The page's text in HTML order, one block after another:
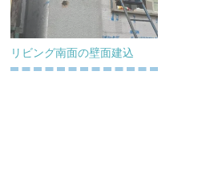
リビング南面の壁面建込